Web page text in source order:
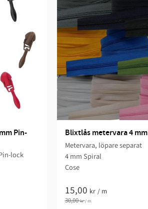
Pin-
lock
Blixtlås metervara 4 mm
Metervara, löpare separat
4 mm Spiral
Cose
15,00 kr / m
30,00 kr /m